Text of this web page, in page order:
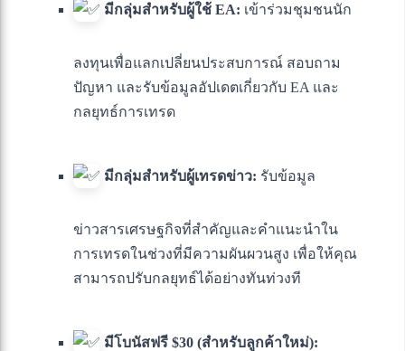
มีกลุ่มสำหรับผู้ใช้ EA: เข้าร่วมชุมชนนัก
ลงทุนเพื่อแลกเปลี่ยนประสบการณ์ สอบถาม
ปัญหา และรับข้อมูลอัปเดตเกี่ยวกับ EA และ
กลยุทธ์การเทรด
มีกลุ่มสำหรับผู้เทรดข่าว: รับข้อมูล
ข่าวสารเศรษฐกิจที่สำคัญและคำแนะนำใน
การเทรดในช่วงที่มีความผันผวนสูง เพื่อให้คุณ
สามารถปรับกลยุทธ์ได้อย่างทันท่วงที
มีโบนัสฟรี $30 (สำหรับลูกค้าใหม่):